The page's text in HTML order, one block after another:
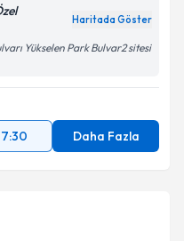
Haritada Göster
Yükselen Park Bulvar2 sitesi
Daha Fazla